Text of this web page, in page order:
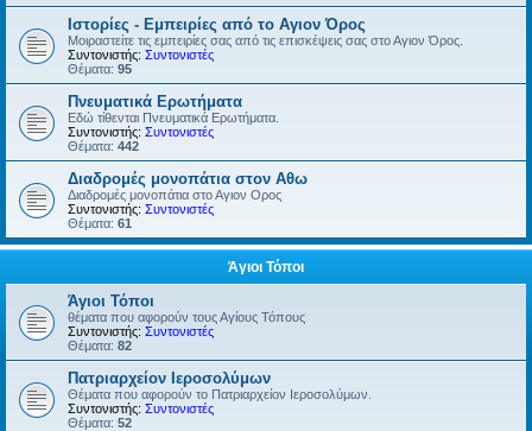
Ιστορίες - Εμπειρίες από το Αγιον Όρος
Μοιραστείτε τις εμπειρίες σας από τις επισκέψεις σας στο Αγιον Όρος.
Συντονιστής: Συντονιστές
Θέματα: 95
Πνευματικά Ερωτήματα
Εδώ τίθενται Πνευματικά Ερωτήματα.
Συντονιστής: Συντονιστές
Θέματα: 442
Διαδρομές μονοπάτια στον Αθω
Διαδρομές μονοπάτια στο Αγιον Ορος
Συντονιστής: Συντονιστές
Θέματα: 61
Άγιοι Τόποι
Άγιοι Τόποι
θέματα που αφορούν τους Αγίους Τόπους
Συντονιστής: Συντονιστές
Θέματα: 82
Πατριαρχείον Ιεροσολύμων
Θέματα που αφορούν το Πατριαρχείον Ιεροσολύμων.
Συντονιστής: Συντονιστές
Θέματα: 52